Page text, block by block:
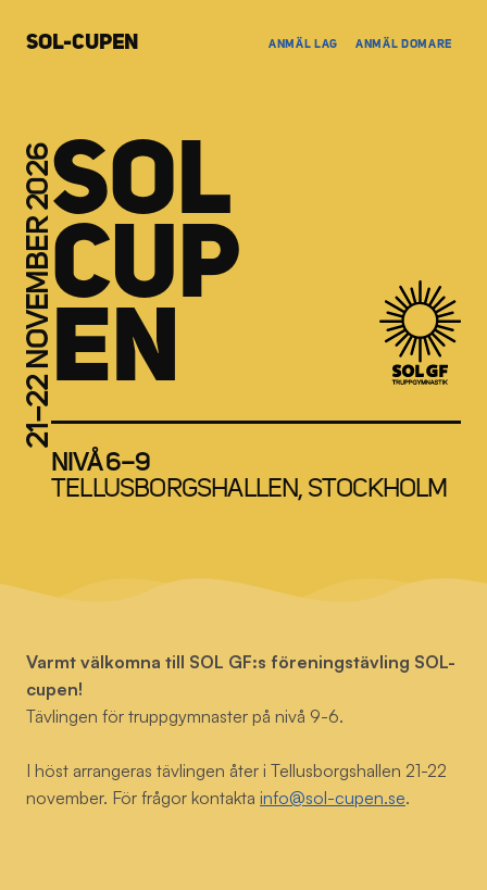
SOL-CUPEN ANMÄL LAG ANMÄL DOMARE
21–22 NOVEMBER 2026SOL
CUP
EN
NIVÅ 6–9
TELLUSBORGSHALLEN, STOCKHOLM
Varmt välkomna till SOL GF:s föreningstävling SOL-
cupen!
Tävlingen för truppgymnaster på nivå 9-6.
I höst arrangeras tävlingen åter i Tellusborgshallen 21-22
november. För frågor kontakta info@sol-cupen.se.